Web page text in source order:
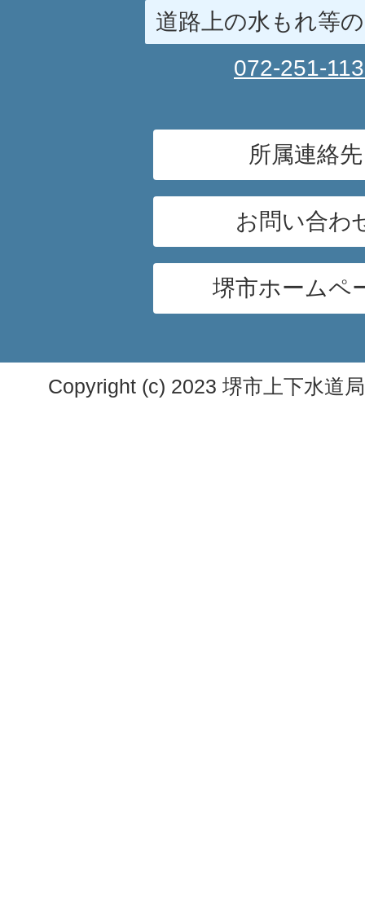
道路上の水もれ等
072-251-
所属連絡先
お問い合わ
堺市ホームペ
Copyright (c) 2023 堺市上下水道